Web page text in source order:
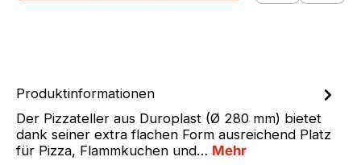
Produktinformationen
Der Pizzateller aus Duroplast (Ø 280 mm) bietet
dank seiner extra flachen Form ausreichend Platz
für Pizza, Flammkuchen und… Mehr